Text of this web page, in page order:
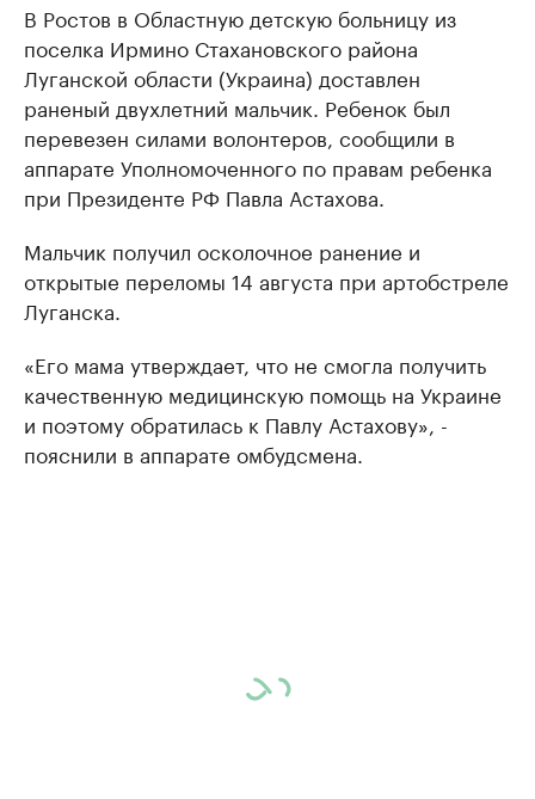
В Ростов в Областную детскую больницу из
поселка Ирмино Стахановского района
Луганской области (Украина) доставлен
раненый двухлетний мальчик. Ребенок был
перевезен силами волонтеров, сообщили в
аппарате Уполномоченного по правам ребенка
при Президенте РФ Павла Астахова.
Мальчик получил осколочное ранение и
открытые переломы 14 августа при артобстреле
Луганска.
«Его мама утверждает, что не смогла получить
качественную медицинскую помощь на Украине
и поэтому обратилась к Павлу Астахову», -
пояснили в аппарате омбудсмена.